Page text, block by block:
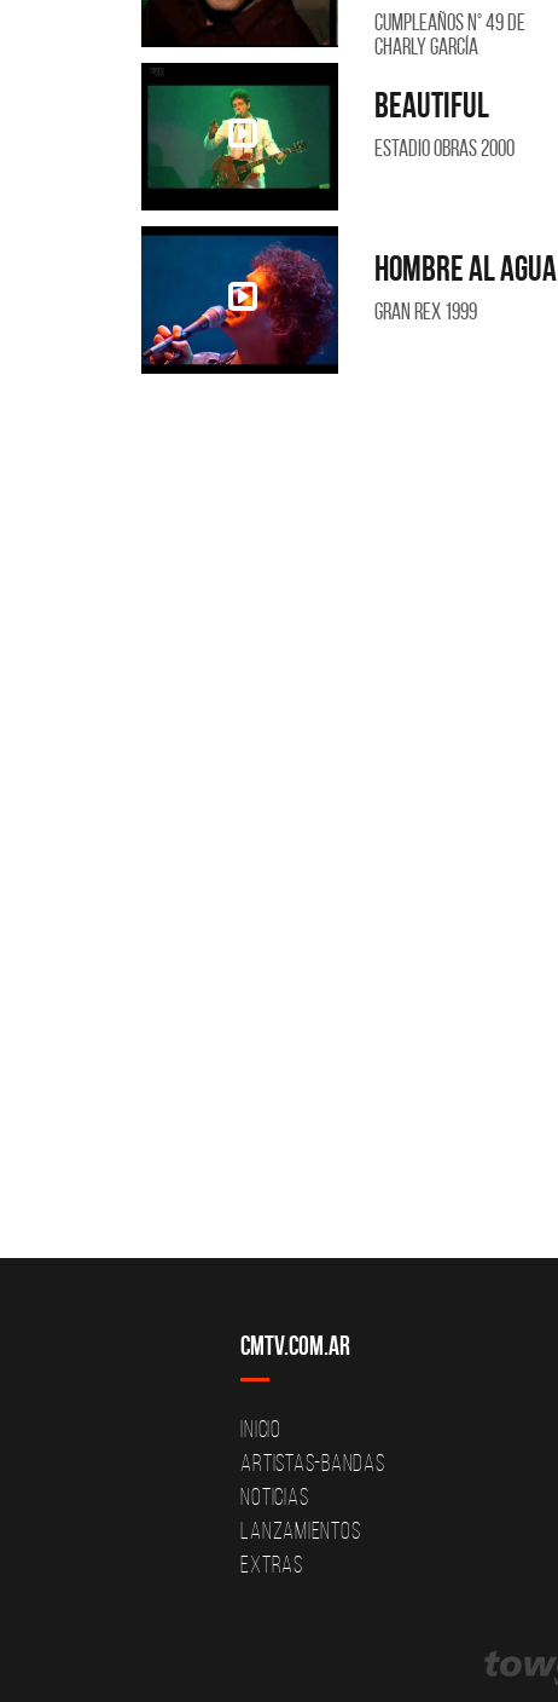
Cumpleaños N° 49 de
Charly García
Beautiful
Estadio Obras 2000
Hombre al agua
Gran Rex 1999
CMTV.com.ar
Inicio
Artistas-Bandas
Noticias
Lanzamientos
Extras